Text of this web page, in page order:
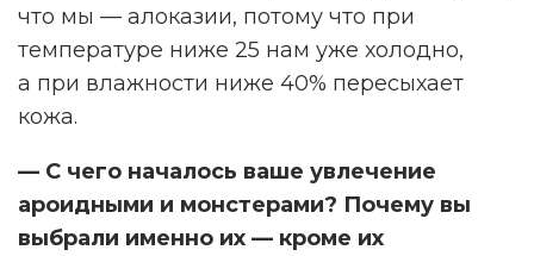
что мы — алоказии, потому что при
температуре ниже 25 нам уже холодно,
а при влажности ниже 40% пересыхает
кожа.
— С чего началось ваше увлечение
ароидными и монстерами? Почему вы
выбрали именно их — кроме их